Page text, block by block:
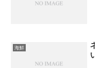
海鮮